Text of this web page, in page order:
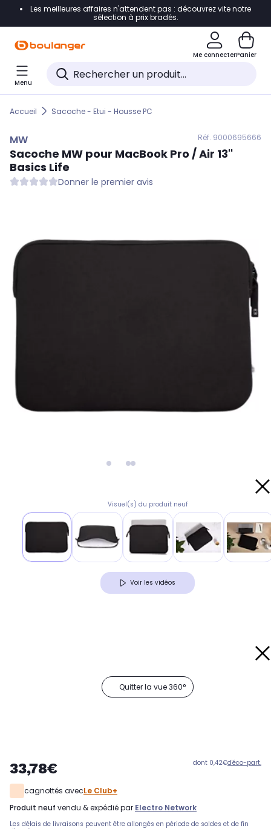
Accéder directement à la navigation
Accéder directement au pied de page
Accéder directement au chatbot
Les meilleures affaires n'attendent pas : découvrez vite notre
sélection à prix bradés.
Me connecterPanier
Menu
Accueil Sacoche - Etui - Housse PC
MW Réf. 9000695666
Sacoche MW pour MacBook Pro / Air 13''
Basics Life
Donner le premier avis
Visuel(s) du produit neuf
Voir les vidéos
Quitter la vue 360°
33,78€ dont 0,42€d'éco-part.
cagnottés avecLe Club+
produit neuf vendu & expédié par Electro Network
Les délais de livraisons peuvent être allongés en période de soldes et de fin
d'année.